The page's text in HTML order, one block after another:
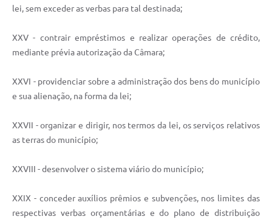
lei, sem exceder as verbas para tal destinada;
XXV - contrair empréstimos e realizar operações de crédito,
mediante prévia autorização da Câmara;
XXVI - providenciar sobre a administração dos bens do município
e sua alienação, na forma da lei;
XXVII - organizar e dirigir, nos termos da lei, os serviços relativos
as terras do município;
XXVIII - desenvolver o sistema viário do município;
XXIX - conceder auxílios prêmios e subvenções, nos limites das
respectivas verbas orçamentárias e do plano de distribuição